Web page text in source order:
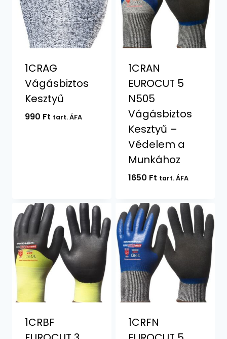
1CRAG
Vágásbiztos
Kesztyű
990 Ft tart. ÁFA
1CRAN
EUROCUT 5
N505
Vágásbiztos
Kesztyű –
Védelem a
Munkához
1650 Ft tart. ÁFA
1CRBF
1CRFN